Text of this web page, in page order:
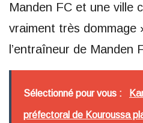
Manden FC et une ville
vraiment très dommage
l’entraîneur de Manden
Sélectionné pour vous :
préfectoral de Kouroussa